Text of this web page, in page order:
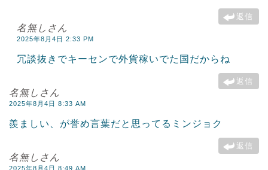
返信
名無しさん
2025年8月4日 2:33 PM
冗談抜きでキーセンで外貨稼いでた国だからね
返信
名無しさん
2025年8月4日 8:33 AM
羨ましい、が誉め言葉だと思ってるミンジョク
返信
名無しさん
2025年8月4日 8:49 AM